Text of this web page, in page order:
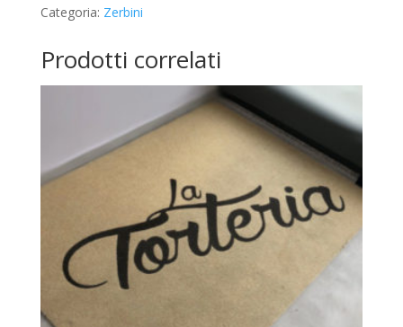
Categoria: Zerbini
Prodotti correlati